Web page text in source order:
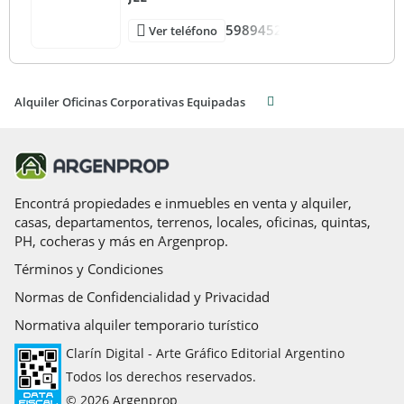
Accesibilidad completa para personas con movilidad
áreas verdes con paisajismo profesional que integran
naturaleza al entorno corporativo
Rooftop con espacio para barbacoa y esparcimiento con
vistas a la Rambla
Pisos técnicos elevados y cielorrasos
Sistema de prevención, detección y extinción automáticos de
incendios (sprinklers)
por ambiente)
Sistema de seguridad integral con CCTV.
Ver teléfono 5989452
Alquiler Oficinas Corporativas Equipadas
Encontrá propiedades e inmuebles en venta y alquiler,
casas, departamentos, terrenos, locales, oficinas, quintas,
PH, cocheras y más en Argenprop.
Términos y Condiciones
Normas de Confidencialidad y Privacidad
Normativa alquiler temporario turístico
Clarín Digital - Arte Gráfico Editorial Argentino
Todos los derechos reservados.
© 2026 Argenprop